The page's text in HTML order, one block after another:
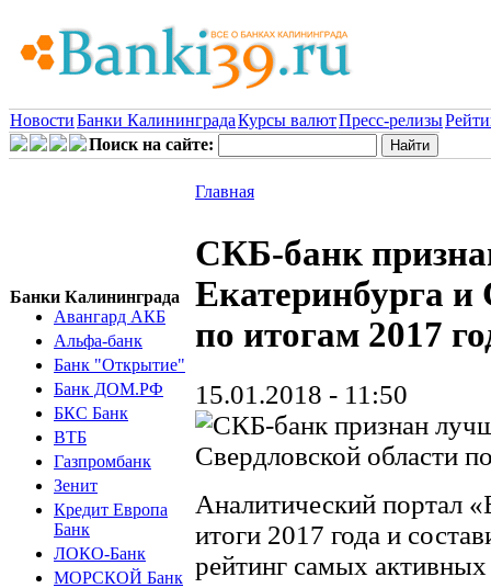
НовостиБанки КалининградаКурсы валютПресс-релизы
Поиск на сайте:
Банки Калининграда
Авангард АКБ
Альфа-банк
Банк "Открытие"
Банк ДОМ.РФ
БКС Банк
ВТБ
Газпромбанк
Зенит
Кредит Европа
Банк
ЛОКО-Банк
МОРСКОЙ Банк
Главная
СКБ-банк
Екатеринбурга и
по итогам 2017
15.01.2018 - 11:50
Аналитический портал
итоги 2017 года и
рейтинг самых